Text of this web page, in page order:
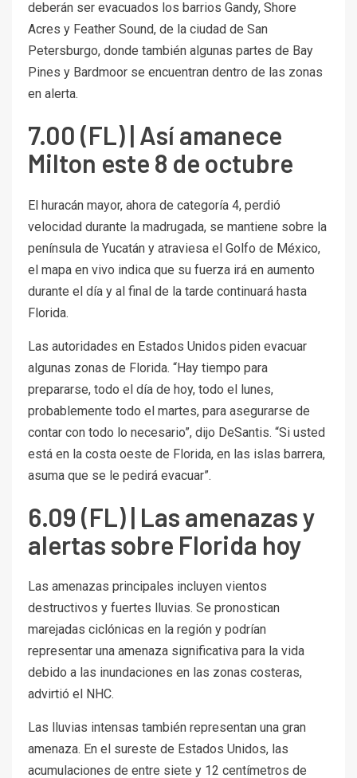
deberán ser evacuados los barrios Gandy, Shore
Acres y Feather Sound, de la ciudad de San
Petersburgo, donde también algunas partes de Bay
Pines y Bardmoor se encuentran dentro de las zonas
en alerta.
7.00 (FL) | Así amanece
Milton este 8 de octubre
El huracán mayor, ahora de categoría 4, perdió
velocidad durante la madrugada, se mantiene sobre la
península de Yucatán y atraviesa el Golfo de México,
el mapa en vivo indica que su fuerza irá en aumento
durante el día y al final de la tarde continuará hasta
Florida.
Las autoridades en Estados Unidos piden evacuar
algunas zonas de Florida. “Hay tiempo para
prepararse, todo el día de hoy, todo el lunes,
probablemente todo el martes, para asegurarse de
contar con todo lo necesario”, dijo DeSantis. “Si usted
está en la costa oeste de Florida, en las islas barrera,
asuma que se le pedirá evacuar”.
6.09 (FL) | Las amenazas y
alertas sobre Florida hoy
Las amenazas principales incluyen vientos
destructivos y fuertes lluvias. Se pronostican
marejadas ciclónicas en la región y podrían
representar una amenaza significativa para la vida
debido a las inundaciones en las zonas costeras,
advirtió el NHC.
Las lluvias intensas también representan una gran
amenaza. En el sureste de Estados Unidos, las
acumulaciones de entre siete y 12 centímetros de